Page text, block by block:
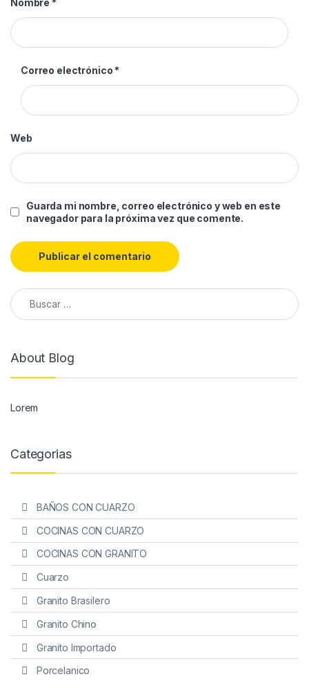
Correo electrónico *
Web
Guarda mi nombre, correo electrónico y web en este
navegador para la próxima vez que comente.
About Blog
Lorem
Categorias
BAÑOS CON CUARZO
COCINAS CON CUARZO
COCINAS CON GRANITO
Cuarzo
Granito Brasilero
Granito Chino
Granito Importado
Porcelanico